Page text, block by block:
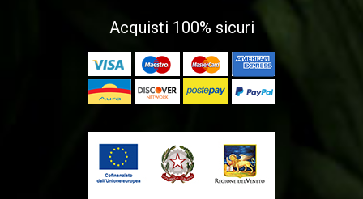
Acquisti 100% sicuri